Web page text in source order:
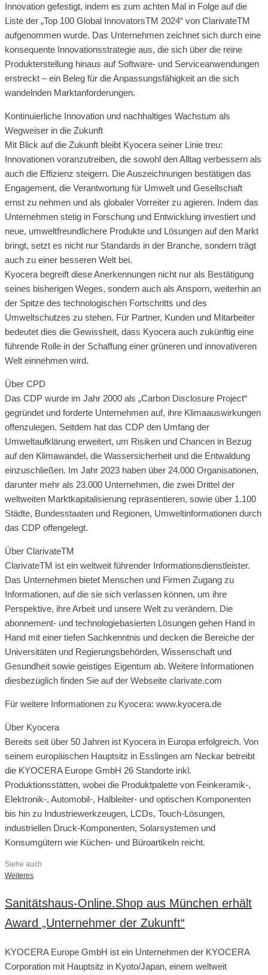
Innovation gefestigt, indem es zum achten Mal in Folge auf die
Liste der „Top 100 Global InnovatorsTM 2024“ von ClarivateTM
aufgenommen wurde. Das Unternehmen zeichnet sich durch eine
konsequente Innovationsstrategie aus, die sich über die reine
Produkterstellung hinaus auf Software- und Serviceanwendungen
erstreckt – ein Beleg für die Anpassungsfähigkeit an die sich
wandelnden Marktanforderungen.
Kontinuierliche Innovation und nachhaltiges Wachstum als
Wegweiser in die Zukunft
Mit Blick auf die Zukunft bleibt Kyocera seiner Linie treu:
Innovationen voranzutreiben, die sowohl den Alltag verbessern als
auch die Effizienz steigern. Die Auszeichnungen bestätigen das
Engagement, die Verantwortung für Umwelt und Gesellschaft
ernst zu nehmen und als globaler Vorreiter zu agieren. Indem das
Unternehmen stetig in Forschung und Entwicklung investiert und
neue, umweltfreundlichere Produkte und Lösungen auf den Markt
bringt, setzt es nicht nur Standards in der Branche, sondern trägt
auch zu einer besseren Welt bei.
Kyocera begreift diese Anerkennungen nicht nur als Bestätigung
seines bisherigen Weges, sondern auch als Ansporn, weiterhin an
der Spitze des technologischen Fortschritts und des
Umweltschutzes zu stehen. Für Partner, Kunden und Mitarbeiter
bedeutet dies die Gewissheit, dass Kyocera auch zukünftig eine
führende Rolle in der Schaffung einer grüneren und innovativeren
Welt einnehmen wird.
Über CPD
Das CDP wurde im Jahr 2000 als „Carbon Disclosure Project“
gegründet und forderte Unternehmen auf, ihre Klimaauswirkungen
offenzulegen. Seitdem hat das CDP den Umfang der
Umweltaufklärung erweitert, um Risiken und Chancen in Bezug
auf den Klimawandel, die Wassersicherheit und die Entwaldung
einzuschließen. Im Jahr 2023 haben über 24.000 Organisationen,
darunter mehr als 23.000 Unternehmen, die zwei Drittel der
weltweiten Marktkapitalisierung repräsentieren, sowie über 1.100
Städte, Bundesstaaten und Regionen, Umweltinformationen durch
das CDP offengelegt.
Über ClarivateTM
ClarivateTM ist ein weltweit führender Informationsdienstleister.
Das Unternehmen bietet Menschen und Firmen Zugang zu
Informationen, auf die sie sich verlassen können, um ihre
Perspektive, ihre Arbeit und unsere Welt zu verändern. Die
abonnement- und technologiebasierten Lösungen gehen Hand in
Hand mit einer tiefen Sachkenntnis und decken die Bereiche der
Universitäten und Regierungsbehörden, Wissenschaft und
Gesundheit sowie geistiges Eigentum ab. Weitere Informationen
diesbezüglich finden Sie auf der Webseite clarivate.com
Für weitere Informationen zu Kyocera: www.kyocera.de
Über Kyocera
Bereits seit über 50 Jahren ist Kyocera in Europa erfolgreich. Von
seinem europäischen Hauptsitz in Esslingen am Neckar betreibt
die KYOCERA Europe GmbH 26 Standorte inkl.
Produktionsstätten, wobei die Produktpalette von Feinkeramik-,
Elektronik-, Automobil-, Halbleiter- und optischen Komponenten
bis hin zu Industriewerkzeugen, LCDs, Touch-Lösungen,
industriellen Druck-Komponenten, Solarsystemen und
Konsumgütern wie Küchen- und Büroartikeln reicht.
Siehe auch
Weiteres
Sanitätshaus-Online.Shop aus München erhält
Award „Unternehmer der Zukunft“
KYOCERA Europe GmbH ist ein Unternehmen der KYOCERA
Corporation mit Hauptsitz in Kyoto/Japan, einem weltweit